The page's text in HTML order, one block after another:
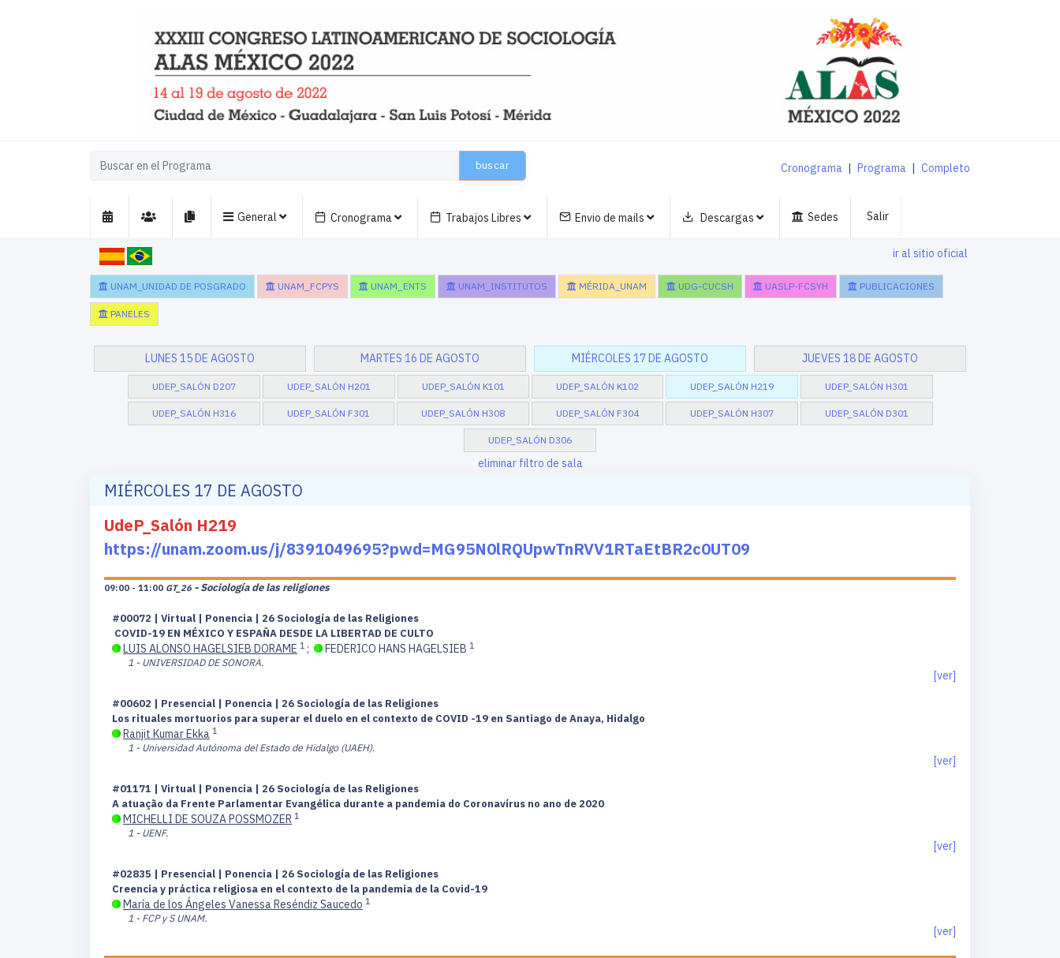
buscar Cronograma | Programa | Completo
General Cronograma Trabajos Libres Envio de mails Descargas Sedes Salir
ir al sitio oficial
UNAM_UNIDAD DE POSGRADO UNAM_FCPYS UNAM_ENTS UNAM_INSTITUTOS MÉRIDA_UNAM UDG-CUCSH UASLP-FCSYH PUBLICACIONES
PANELES
LUNES 15 DE AGOSTO MARTES 16 DE AGOSTO MIÉRCOLES 17 DE AGOSTO JUEVES 18 DE AGOSTO
UDEP_SALÓN D207 UDEP_SALÓN H201 UDEP_SALÓN K101 UDEP_SALÓN K102 UDEP_SALÓN H219 UDEP_SALÓN H301
UDEP_SALÓN H316 UDEP_SALÓN F301 UDEP_SALÓN H308 UDEP_SALÓN F304 UDEP_SALÓN H307 UDEP_SALÓN D301
UDEP_SALÓN D306
eliminar filtro de sala
MIÉRCOLES 17 DE AGOSTO
UdeP_Salón H219
https://unam.zoom.us/j/8391049695?pwd=MG95N0lRQUpwTnRVV1RTaEtBR2c0UT09
09:00 - 11:00 GT_26 - Sociología de las religiones
#00072 | Virtual | Ponencia | 26 Sociología de las Religiones
COVID-19 EN MÉXICO Y ESPAÑA DESDE LA LIBERTAD DE CULTO
LUIS ALONSO HAGELSIEB DORAME 1 ; FEDERICO HANS HAGELSIEB 1
1 - UNIVERSIDAD DE SONORA.
[ver]
#00602 | Presencial | Ponencia | 26 Sociología de las Religiones
Los rituales mortuorios para superar el duelo en el contexto de COVID -19 en Santiago de Anaya, Hidalgo
Ranjit Kumar Ekka 1
1 - Universidad Autónoma del Estado de Hidalgo (UAEH).
[ver]
#01171 | Virtual | Ponencia | 26 Sociología de las Religiones
A atuação da Frente Parlamentar Evangélica durante a pandemia do Coronavírus no ano de 2020
MICHELLI DE SOUZA POSSMOZER 1
1 - UENF.
[ver]
#02835 | Presencial | Ponencia | 26 Sociología de las Religiones
Creencia y práctica religiosa en el contexto de la pandemia de la Covid-19
María de los Ángeles Vanessa Reséndiz Saucedo 1
1 - FCP y S UNAM.
[ver]